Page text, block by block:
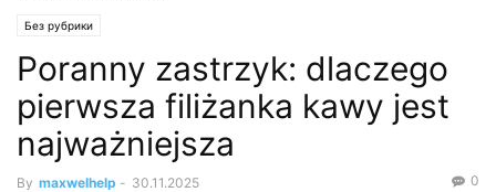
Без рубрики
Poranny zastrzyk: dlaczego
pierwsza filiżanka kawy jest
najważniejsza
By maxwelhelp - 30.11.2025 0